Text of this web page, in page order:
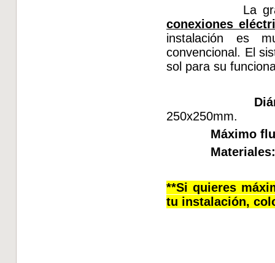
La gran
conexiones
instalación es
convencional.
sol para su
Diámetro
250x250mm.
Máximo
Materiales:
**Si quieres
tu instalación,